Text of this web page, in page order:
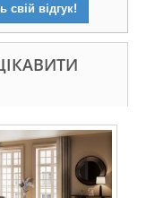
відгук!